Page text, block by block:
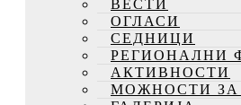
ВЕСТИ
ОГЛАСИ
СЕДНИЦИ
РЕГИОНАЛНИ
АКТИВНОСТИ
МОЖНОСТИ